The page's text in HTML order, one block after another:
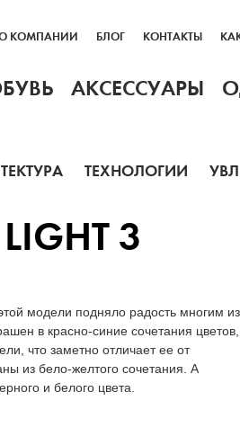
КОМПАНИИ БЛОГ КОНТАКТЫ
АКСЕССУАРЫ
ТЕХНОЛОГИИ
3
модели подняло радость многим
в красно-синие сочетания цветов,
что заметно отличает ее от
из бело-желтого сочетания. А
и белого цвета.